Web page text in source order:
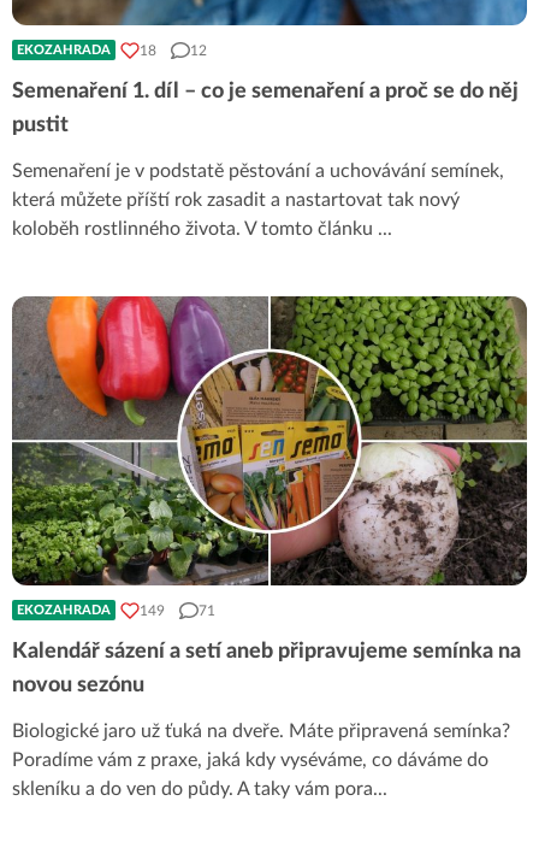
EKOZAHRADA 18 12
Semenaření 1. díl – co je semenaření a proč se do něj
pustit
Semenaření je v podstatě pěstování a uchovávání semínek,
která můžete příští rok zasadit a nastartovat tak nový
koloběh rostlinného života. V tomto článku ...
EKOZAHRADA 149 71
Kalendář sázení a setí aneb připravujeme semínka na
novou sezónu
Biologické jaro už ťuká na dveře. Máte připravená semínka?
Poradíme vám z praxe, jaká kdy vyséváme, co dáváme do
skleníku a do ven do půdy. A taky vám pora...